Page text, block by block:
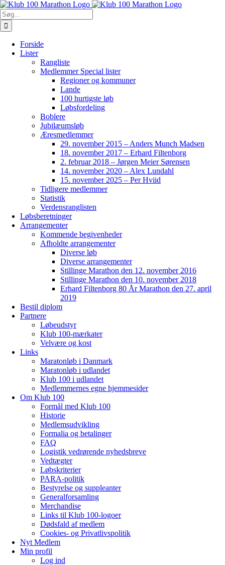
Skip
to
content
Søg
efter:
Forside
Lister
Rangliste
Medlemmer Special lister
Regioner og kommuner
Lande
100 hurtigste løb
Løbsfordeling
Boblere
Jubilæumsløb
Æresmedlemmer
29. november 2015 – Anders Munch Madsen
18. november 2017 – Erhard Filtenborg
2. februar 2018 – Jørgen Meier Sørensen
14. november 2020 – Alex Lundahl
15. november 2025 – Per Hviid
Tidligere medlemmer
Statistik
Verdensranglisten
Løbsberetninger
Arrangementer
Kommende begivenheder
Afholdte arrangementer
Diverse løb
Diverse arrangementer
Stillinge Marathon den 12. november 2016
Stillinge Marathon den 10. november 2018
Erhard Filtenborg 80 År Marathon den 27. april
2019
Bestil diplom
Partnere
Løbeudstyr
Klub 100-mærkater
Velvære og kost
Links
Maratonløb i Danmark
Maratonløb i udlandet
Klub 100 i udlandet
Medlemmernes egne hjemmesider
Om Klub 100
Formål med Klub 100
Historie
Medlemsudvikling
Formalia og betalinger
FAQ
Logistik vedrørende nyhedsbreve
Vedtægter
Løbskriterier
PARA-politik
Bestyrelse og suppleanter
Generalforsamling
Merchandise
Links til Klub 100-logoer
Dødsfald af medlem
Cookies- og Privatlivspolitik
Nyt Medlem
Min profil
Log ind